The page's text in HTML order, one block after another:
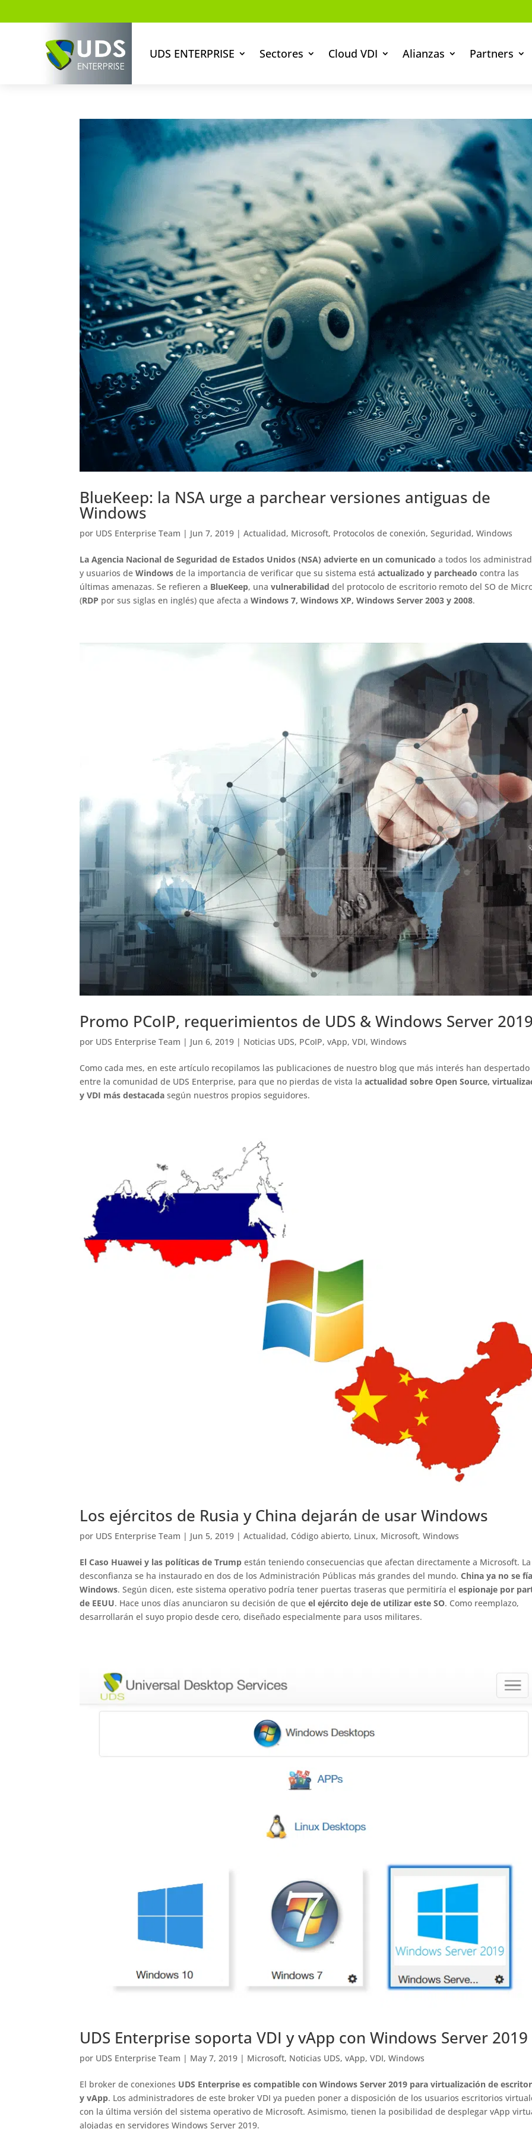
UDS ENTERPRISE Sectores Cloud VDI Alianzas Partners
BlueKeep: la NSA urge a parchear versiones antiguas de
Windows
por UDS Enterprise Team | Jun 7, 2019 |Actualidad, Microsoft, Protocolos de conexión,Seguridad,Windows
La Agencia Nacional de Seguridad de Estados Unidos (NSA) advierte en un comunicado a todos los
y usuarios deWindows de la importancia de verificar que su sistema estáactualizado y parcheado contra las
últimas amenazas. Se refieren a BlueKeep, unavulnerabilidad del protocolo de escritorio remoto del SO de
(RDP por sus siglas en inglés) que afecta aWindows 7, Windows XP, Windows Server 2003 y 2008.
Promo PCoIP, requerimientos de UDS & Windows Server
por UDS Enterprise Team | Jun 6, 2019 | Noticias UDS, PCoIP,vApp,VDI,Windows
Como cada mes, en este artículo recopilamos las publicaciones de nuestro blog que más interés han despertado
entre la comunidad de UDS Enterprise, para que no pierdas de vista laactualidad sobre Open Source,
y VDI más destacada según nuestros propios seguidores.
Los ejércitos de Rusia y China dejarán de usar Windows
por UDS Enterprise Team | Jun 5, 2019 |Actualidad, Código abierto, Linux, Microsoft,Windows
El Caso Huawei y las políticas de Trump están teniendo consecuencias que afectan directamente a Microsoft. La
desconfianza se ha instaurado en dos de los Administración Públicas más grandes del mundo.China ya no se
Windows. Según dicen, este sistema operativo podría tener puertas traseras que permitiría elespionaje por
de EEUU. Hace unos días anunciaron su decisión de queel ejército deje de utilizar este SO. Como reemplazo,
desarrollarán el suyo propio desde cero, diseñado especialmente para usos militares.
UDS Enterprise soporta VDI y vApp con Windows Server 2019
por UDS Enterprise Team | May 7, 2019 | Microsoft, Noticias UDS,vApp,VDI,Windows
El broker de conexiones UDS Enterprise es compatible con Windows Server 2019 para virtualización de
y vApp. Los administradores de este broker VDI ya pueden poner a disposición de los usuarios escritorios
con la última versión del sistema operativo de Microsoft. Asimismo, tienen la posibilidad de desplegar vApp
alojadas en servidores Windows Server 2019.